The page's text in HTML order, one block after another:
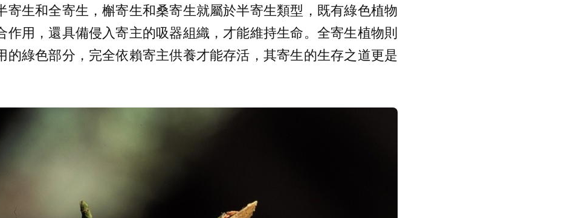
寄生和全寄生，槲寄生和桑寄生就屬於半寄生類型，既有綠色植物
作用，還具備侵入寄主的吸器組織，才能維持生命。全寄生植物則
的綠色部分，完全依賴寄主供養才能存活，其寄生的生存之道更是